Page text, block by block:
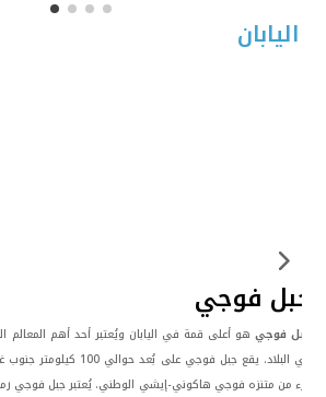
اليابان
جبل فوجي
جبل فوجيهو أعلى قمة في اليابان ويُعتبر أحد أهم
في البلاد. يقع جبل
جزء من متنزه فوجي هاكوني-إيشي الوطني. يُعتبر جبل